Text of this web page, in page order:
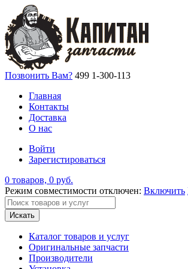
Позвонить Вам? 499 1-300-113
Главная
Контакты
Доставка
О нас
Войти
Зарегистироваться
0 товаров, 0 руб.
Режим совместимости отключен: Включить
Искать
Каталог товаров и услуг
Оригинальные запчасти
Производители